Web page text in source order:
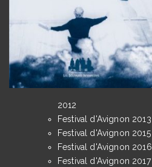
2012
Festival d'Avignon 2013
Festival d'Avignon 2015
Festival d'Avignon 2016
Festival d'Avignon 2017